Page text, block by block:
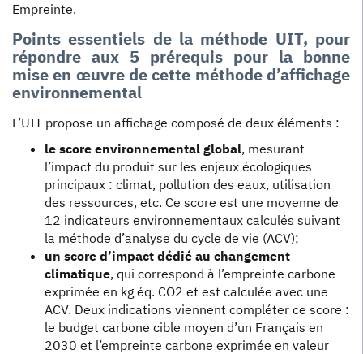
Empreinte.
Points essentiels de la méthode UIT, pour
répondre aux 5 prérequis pour la bonne
mise en œuvre de cette méthode d’affichage
environnemental
L’UIT propose un affichage composé de deux éléments :
le score environnemental global, mesurant
l’impact du produit sur les enjeux écologiques
principaux : climat, pollution des eaux, utilisation
des ressources, etc. Ce score est une moyenne de
12 indicateurs environnementaux calculés suivant
la méthode d’analyse du cycle de vie (ACV);
un score d’impact dédié au changement
climatique, qui correspond à l’empreinte carbone
exprimée en kg éq. CO2 et est calculée avec une
ACV. Deux indications viennent compléter ce score :
le budget carbone cible moyen d’un Français en
2030 et l’empreinte carbone exprimée en valeur